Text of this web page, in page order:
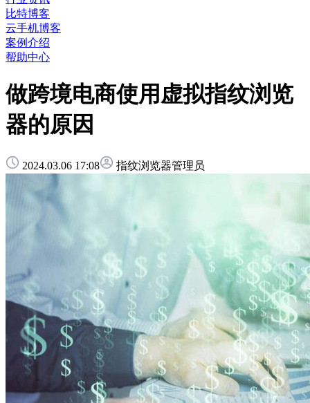
比特博客
云手机博客
案例介绍
帮助中心
做跨境电商使用虚拟指纹浏览
器的原因
2024.03.06 17:08 指纹浏览器管理员